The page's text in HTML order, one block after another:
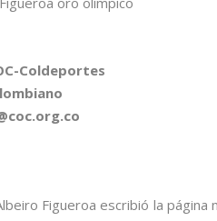
Coldeportes
Figueroa escribió la